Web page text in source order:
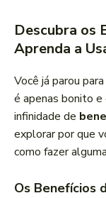
Descubra os
Aprenda a
Você já parou
é apenas bonito
infinidade de
explorar por que
como fazer
Os Benefícios